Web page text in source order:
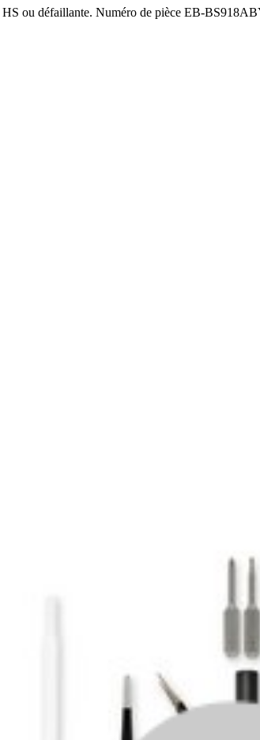
ou défaillante. Numéro de pièce EB-